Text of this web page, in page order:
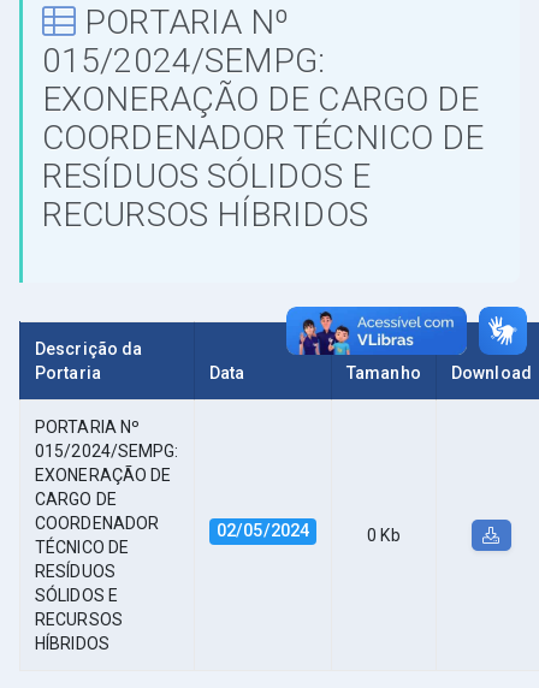
PORTARIA Nº
015/2024/SEMPG:
EXONERAÇÃO DE CARGO DE
COORDENADOR TÉCNICO DE
RESÍDUOS SÓLIDOS E
RECURSOS HÍBRIDOS
Descrição da
Portaria
Data Tamanho Download
PORTARIA Nº
015/2024/SEMPG:
EXONERAÇÃO DE
CARGO DE
COORDENADOR
TÉCNICO DE
RESÍDUOS
SÓLIDOS E
RECURSOS
HÍBRIDOS
02/05/2024 0 Kb